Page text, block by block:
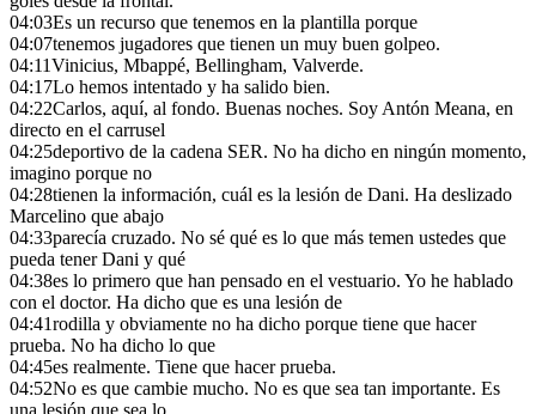
04:03Es un recurso que tenemos en la plantilla porque
04:07tenemos jugadores que tienen un muy buen golpeo.
04:11Vinicius, Mbappé, Bellingham, Valverde.
04:17Lo hemos intentado y ha salido bien.
04:22Carlos, aquí, al fondo. Buenas noches. Soy Antón Meana, en
directo en el carrusel
04:25deportivo de la cadena SER. No ha dicho en ningún momento,
imagino porque no
04:28tienen la información, cuál es la lesión de Dani. Ha deslizado
Marcelino que abajo
04:33parecía cruzado. No sé qué es lo que más temen ustedes que
pueda tener Dani y qué
04:38es lo primero que han pensado en el vestuario. Yo he hablado
con el doctor. Ha dicho que es una lesión de
04:41rodilla y obviamente no ha dicho porque tiene que hacer
prueba. No ha dicho lo que
04:45es realmente. Tiene que hacer prueba.
04:52No es que cambie mucho. No es que sea tan importante. Es